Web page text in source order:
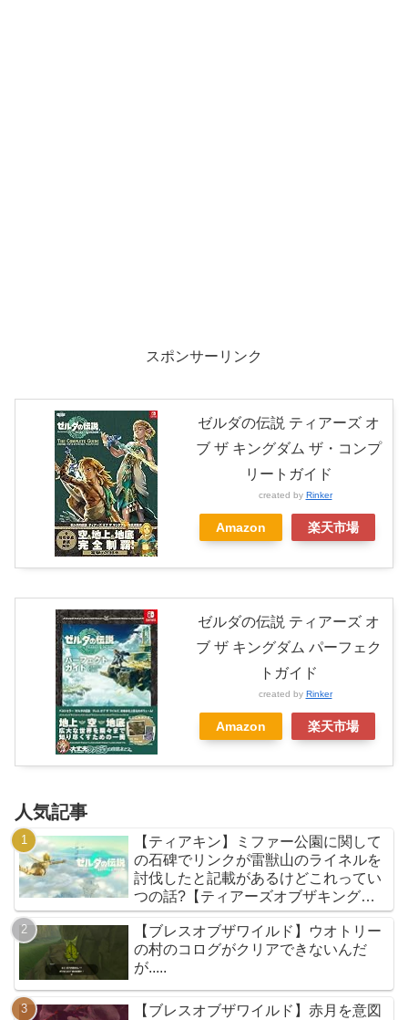
スポンサーリンク
ゼルダの伝説 ティアーズ オ
ブ ザ キングダム ザ・コンプ
リートガイド
created by Rinker
Amazon 楽天市場
ゼルダの伝説 ティアーズ オ
ブ ザ キングダム パーフェク
トガイド
created by Rinker
Amazon 楽天市場
人気記事
【ティアキン】ミファー公園に関して
の石碑でリンクが雷獣山のライネルを
討伐したと記載があるけどこれってい
つの話?【ティアーズオブザキングダ
ム】
【ブレスオブザワイルド】ウオトリー
の村のコログがクリアできないんだ
が.....
【ブレスオブザワイルド】赤月を意図